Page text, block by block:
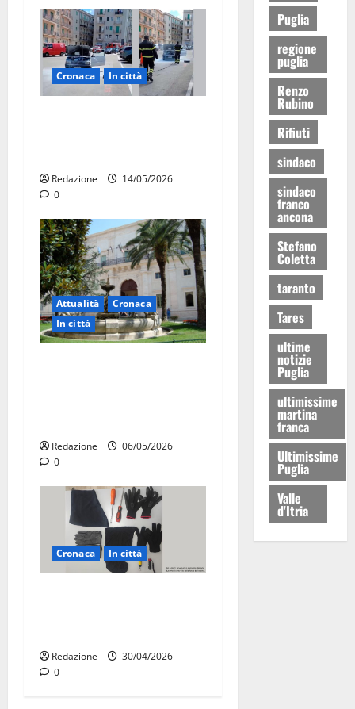
Cronaca In città
Redazione
14/05/2026
0
Attualità
Cronaca
In città
Redazione
06/05/2026
0
Cronaca In città
Redazione
30/04/2026
0
Puglia
regione
puglia
Renzo
Rubino
Rifiuti
sindaco
sindaco
franco
ancona
Stefano
Coletta
taranto
Tares
ultime
notizie
Puglia
ultimissime
martina
franca
Ultimissime
Puglia
Valle
d'Itria